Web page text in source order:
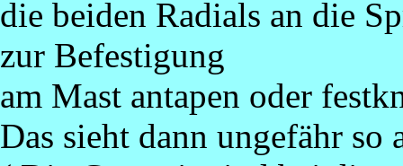
die beiden Radials an die
zur Befestigung
am Mast antapen oder
Das sieht dann ungefähr so